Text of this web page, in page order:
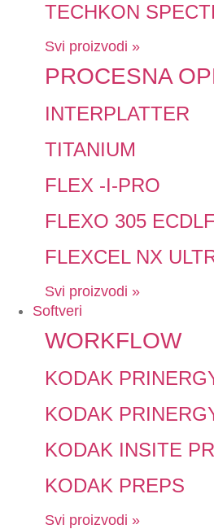
TECHKON
Svi proizvodi »
PROCESNA
INTERPLATTER
TITANIUM
FLEX -I-PRO
FLEXO 305 ECDLF
FLEXCEL NX
Svi proizvodi »
Softveri
WORKFLOW
KODAK
KODAK
KODAK INSITE
KODAK PREPS
Svi proizvodi »